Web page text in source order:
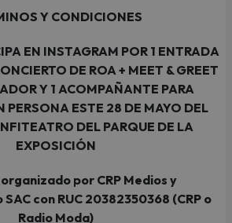
Y CONDICIONES
EN INSTAGRAM POR 1 ENTRADA
DE ROA + MEET & GREET
Y 1 ACOMPAÑANTE PARA
PERSONA ESTE 28 DE MAYO DEL
DEL PARQUE DE LA
EXPOSICIÓN
por CRP Medios y
con RUC 20382350368 (CRP o
Radio Moda)